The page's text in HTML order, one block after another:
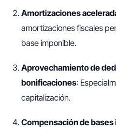
Amortizaciones
amortizaciones fiscales
base imponible.
Aprovechamiento de
bonificaciones:
capitalización.
Compensación de